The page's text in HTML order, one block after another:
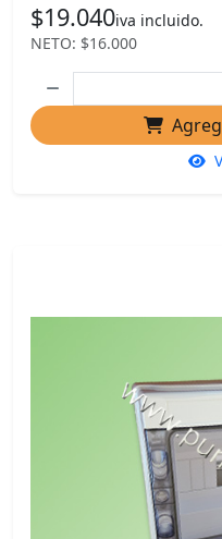
$19.040iva incluido.
NETO: $16.000